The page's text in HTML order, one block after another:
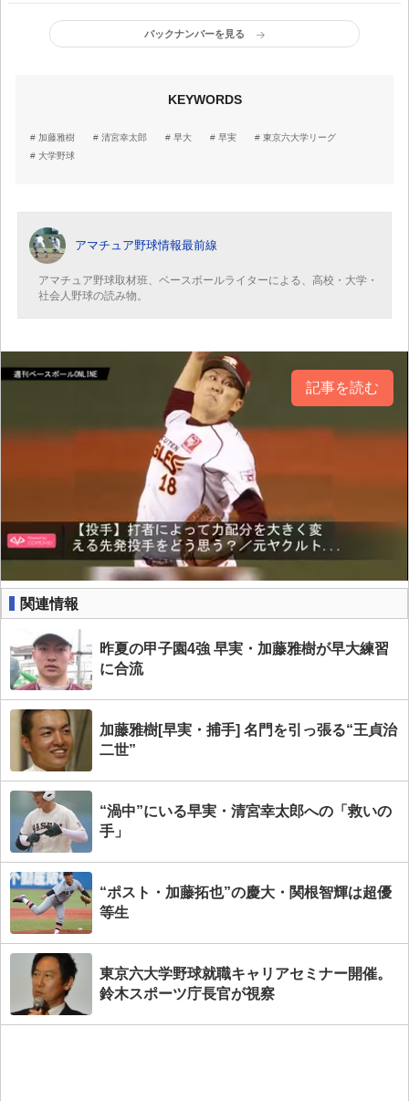
バックナンバーを見る
KEYWORDS
加藤雅樹 清宮幸太郎 早大 早実
東京六大学リーグ
大学野球
アマチュア野球情報最前線
アマチュア野球取材班、ベースボールライターによる、高校・大学・
社会人野球の読み物。
記事を読む
関連情報
昨夏の甲子園4強 早実・加藤雅樹が早大練習
に合流
加藤雅樹[早実・捕手] 名門を引っ張る“王貞治
二世”
“渦中”にいる早実・清宮幸太郎への「救いの
手」
“ポスト・加藤拓也”の慶大・関根智輝は超優
等生
東京六大学野球就職キャリアセミナー開催。
鈴木スポーツ庁長官が視察